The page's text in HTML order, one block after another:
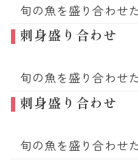
旬の魚を盛り合わせ
刺身盛り合わせ
旬の魚を盛り合わせ
刺身盛り合わせ
旬の魚を盛り合わせ